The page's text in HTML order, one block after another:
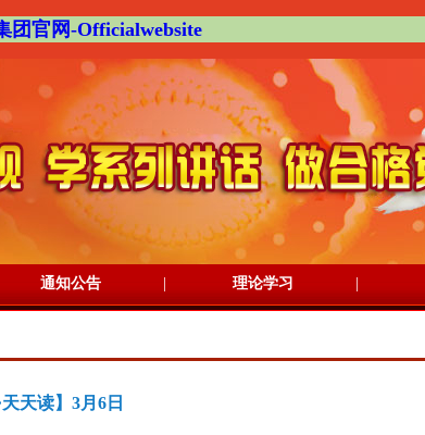
团官网-Officialwebsite
通知公告 | 理论学习 |
天天读】3月6日